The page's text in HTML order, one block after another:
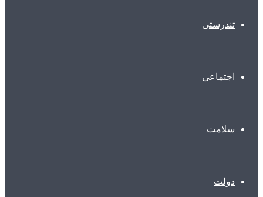
تندرستی
اجتماعی
سلامت
دولت